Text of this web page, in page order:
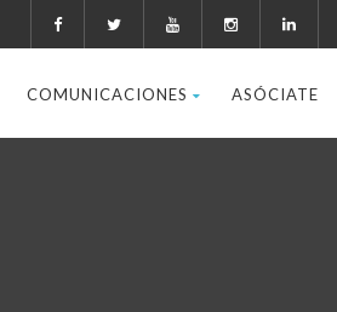
COMUNICACIONES ASÓCIATE